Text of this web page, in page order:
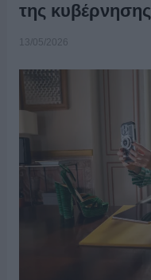
της κυβέρνησης
13/05/2026